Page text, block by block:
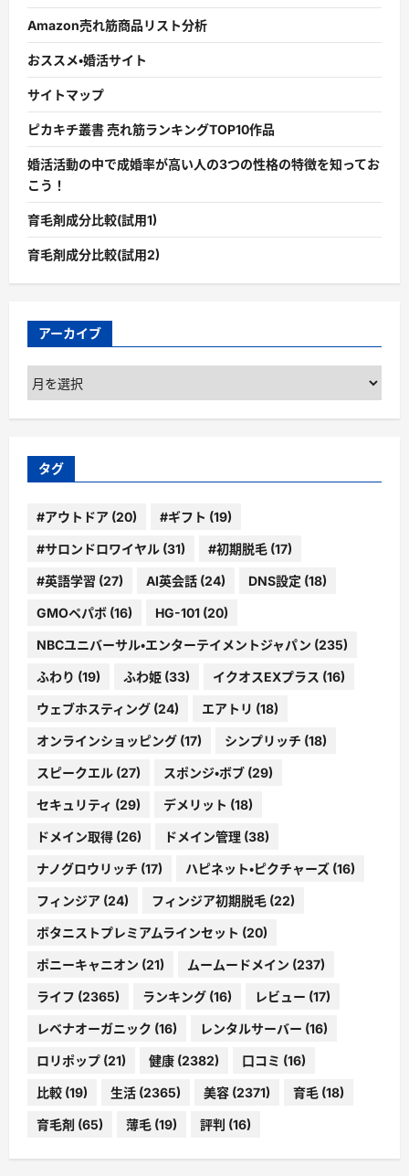
Amazon売れ筋商品リスト分析
おススメ・婚活サイト
サイトマップ
ピカキチ叢書 売れ筋ランキングTOP10作品
婚活活動の中で成婚率が高い人の3つの性格の特徴を知ってお
こう！
育毛剤成分比較(試用1)
育毛剤成分比較(試用2)
アーカイブ
ア
ー
カ
ブ
タグ
#アウトドア (20) #ギフト (19)
#サロンドロワイヤル (31) #初期脱毛 (17)
#英語学習 (27) AI英会話 (24) DNS設定 (18)
GMOペパボ (16) HG-101 (20)
NBCユニバーサル・エンターテイメントジャパン (235)
ふわり (19) ふわ姫 (33) イクオスEXプラス (16)
ウェブホスティング (24) エアトリ (18)
オンラインショッピング (17) シンプリッチ (18)
スピークエル (27) スポンジ・ボブ (29)
セキュリティ (29) デメリット (18)
ドメイン取得 (26) ドメイン管理 (38)
ナノグロウリッチ (17) ハピネット・ピクチャーズ (16)
フィンジア (24) フィンジア初期脱毛 (22)
ボタニストプレミアムラインセット (20)
ポニーキャニオン (21) ムームードメイン (237)
ライフ (2365) ランキング (16) レビュー (17)
レベナオーガニック (16) レンタルサーバー (16)
ロリポップ (21) 健康 (2382) 口コミ (16)
比較 (19) 生活 (2365) 美容 (2371) 育毛 (18)
育毛剤 (65) 薄毛 (19) 評判 (16)